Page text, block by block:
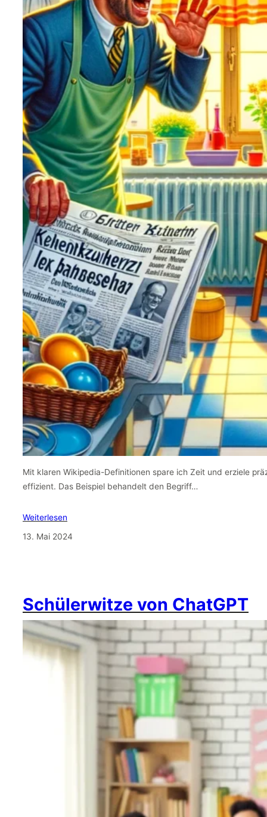
Mit klaren Wikipedia-Definitionen spare ich Zeit und erziele
effizient. Das Beispiel behandelt den Begriff…
Weiterlesen
13. Mai 2024
Schülerwitze von ChatGPT